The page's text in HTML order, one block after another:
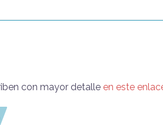
con mayor detalle en este